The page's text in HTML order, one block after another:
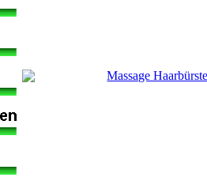
Massage